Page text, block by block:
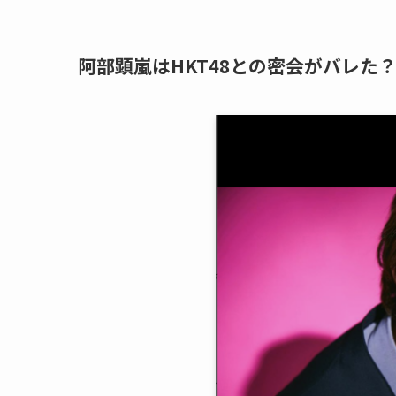
阿部顕嵐はHKT48との密会がバレた？